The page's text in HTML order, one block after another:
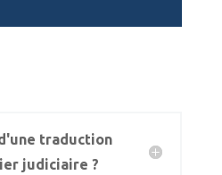
traduction
judiciaire ?